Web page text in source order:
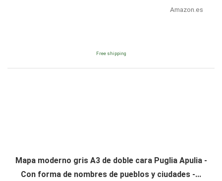
Amazon.es
Free shipping
Mapa moderno gris A3 de doble cara Puglia Apulia -
Con forma de nombres de pueblos y ciudades -...